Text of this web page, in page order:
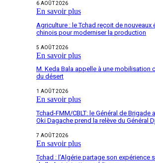
6 AOÛT 2026
En savoir plus
Agriculture : le Tchad reçoit de nouveaux
chinois pour moderniser la production
5 AOÛT 2026
En savoir plus
M. Keda Bala appelle à une mobilisation
du désert
1 AOÛT 2026
En savoir plus
Tchad-FMM/CBLT: le Général de Brigade
Oki Dagache prend la relève du Général
7 AOÛT 2026
En savoir plus
Tchad : l’Algérie partage son expérience